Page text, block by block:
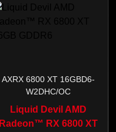
AXRX 6800 XT 16GBD6-
W2DHC/OC
Liquid Devil AMD
Radeon™ RX 6800 XT